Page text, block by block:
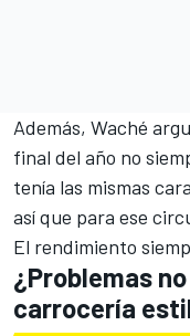
Además, Waché
final del año no
tenía las mismas
así que para ese
El rendimiento
¿Problemas
carrocería